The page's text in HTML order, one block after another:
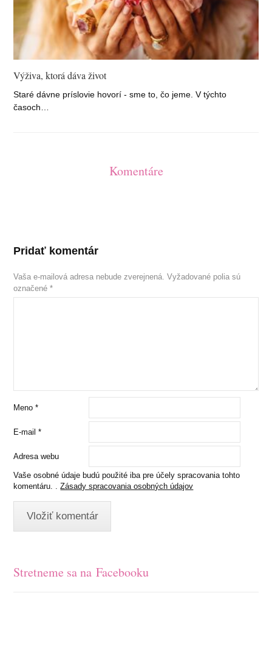
Výživa, ktorá dáva život
Staré dávne príslovie hovorí - sme to, čo jeme. V týchto
časoch…
Komentáre
Pridať komentár
Vaša e-mailová adresa nebude zverejnená. Vyžadované polia sú
označené*
Meno*
E-mail*
Adresa webu
Vaše osobné údaje budú použité iba pre účely spracovania tohto
komentáru. .
Zásady spracovania osobných údajov
Stretneme sa na Facebooku